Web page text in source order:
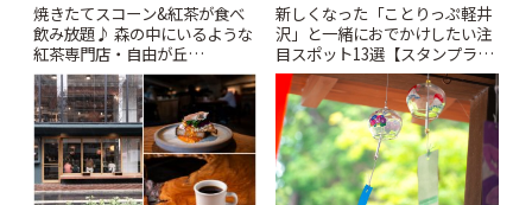
焼きたてスコーン&紅茶が食べ
飲み放題♪ 森の中にいるような
紅茶専門店・自由が丘
「YOTSUBA TEA」でのんびり
時間 | ことりっぷ
新しくなった「ことりっぷ軽井
沢」と一緒におでかけしたい注
目スポット13選【スタンプラリ
ー開催中】 | ことりっぷ